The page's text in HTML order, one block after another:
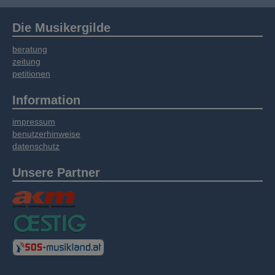
Die Musikergilde
beratung
zeitung
petitionen
Information
impressum
benutzerhinweise
datenschutz
Unsere Partner